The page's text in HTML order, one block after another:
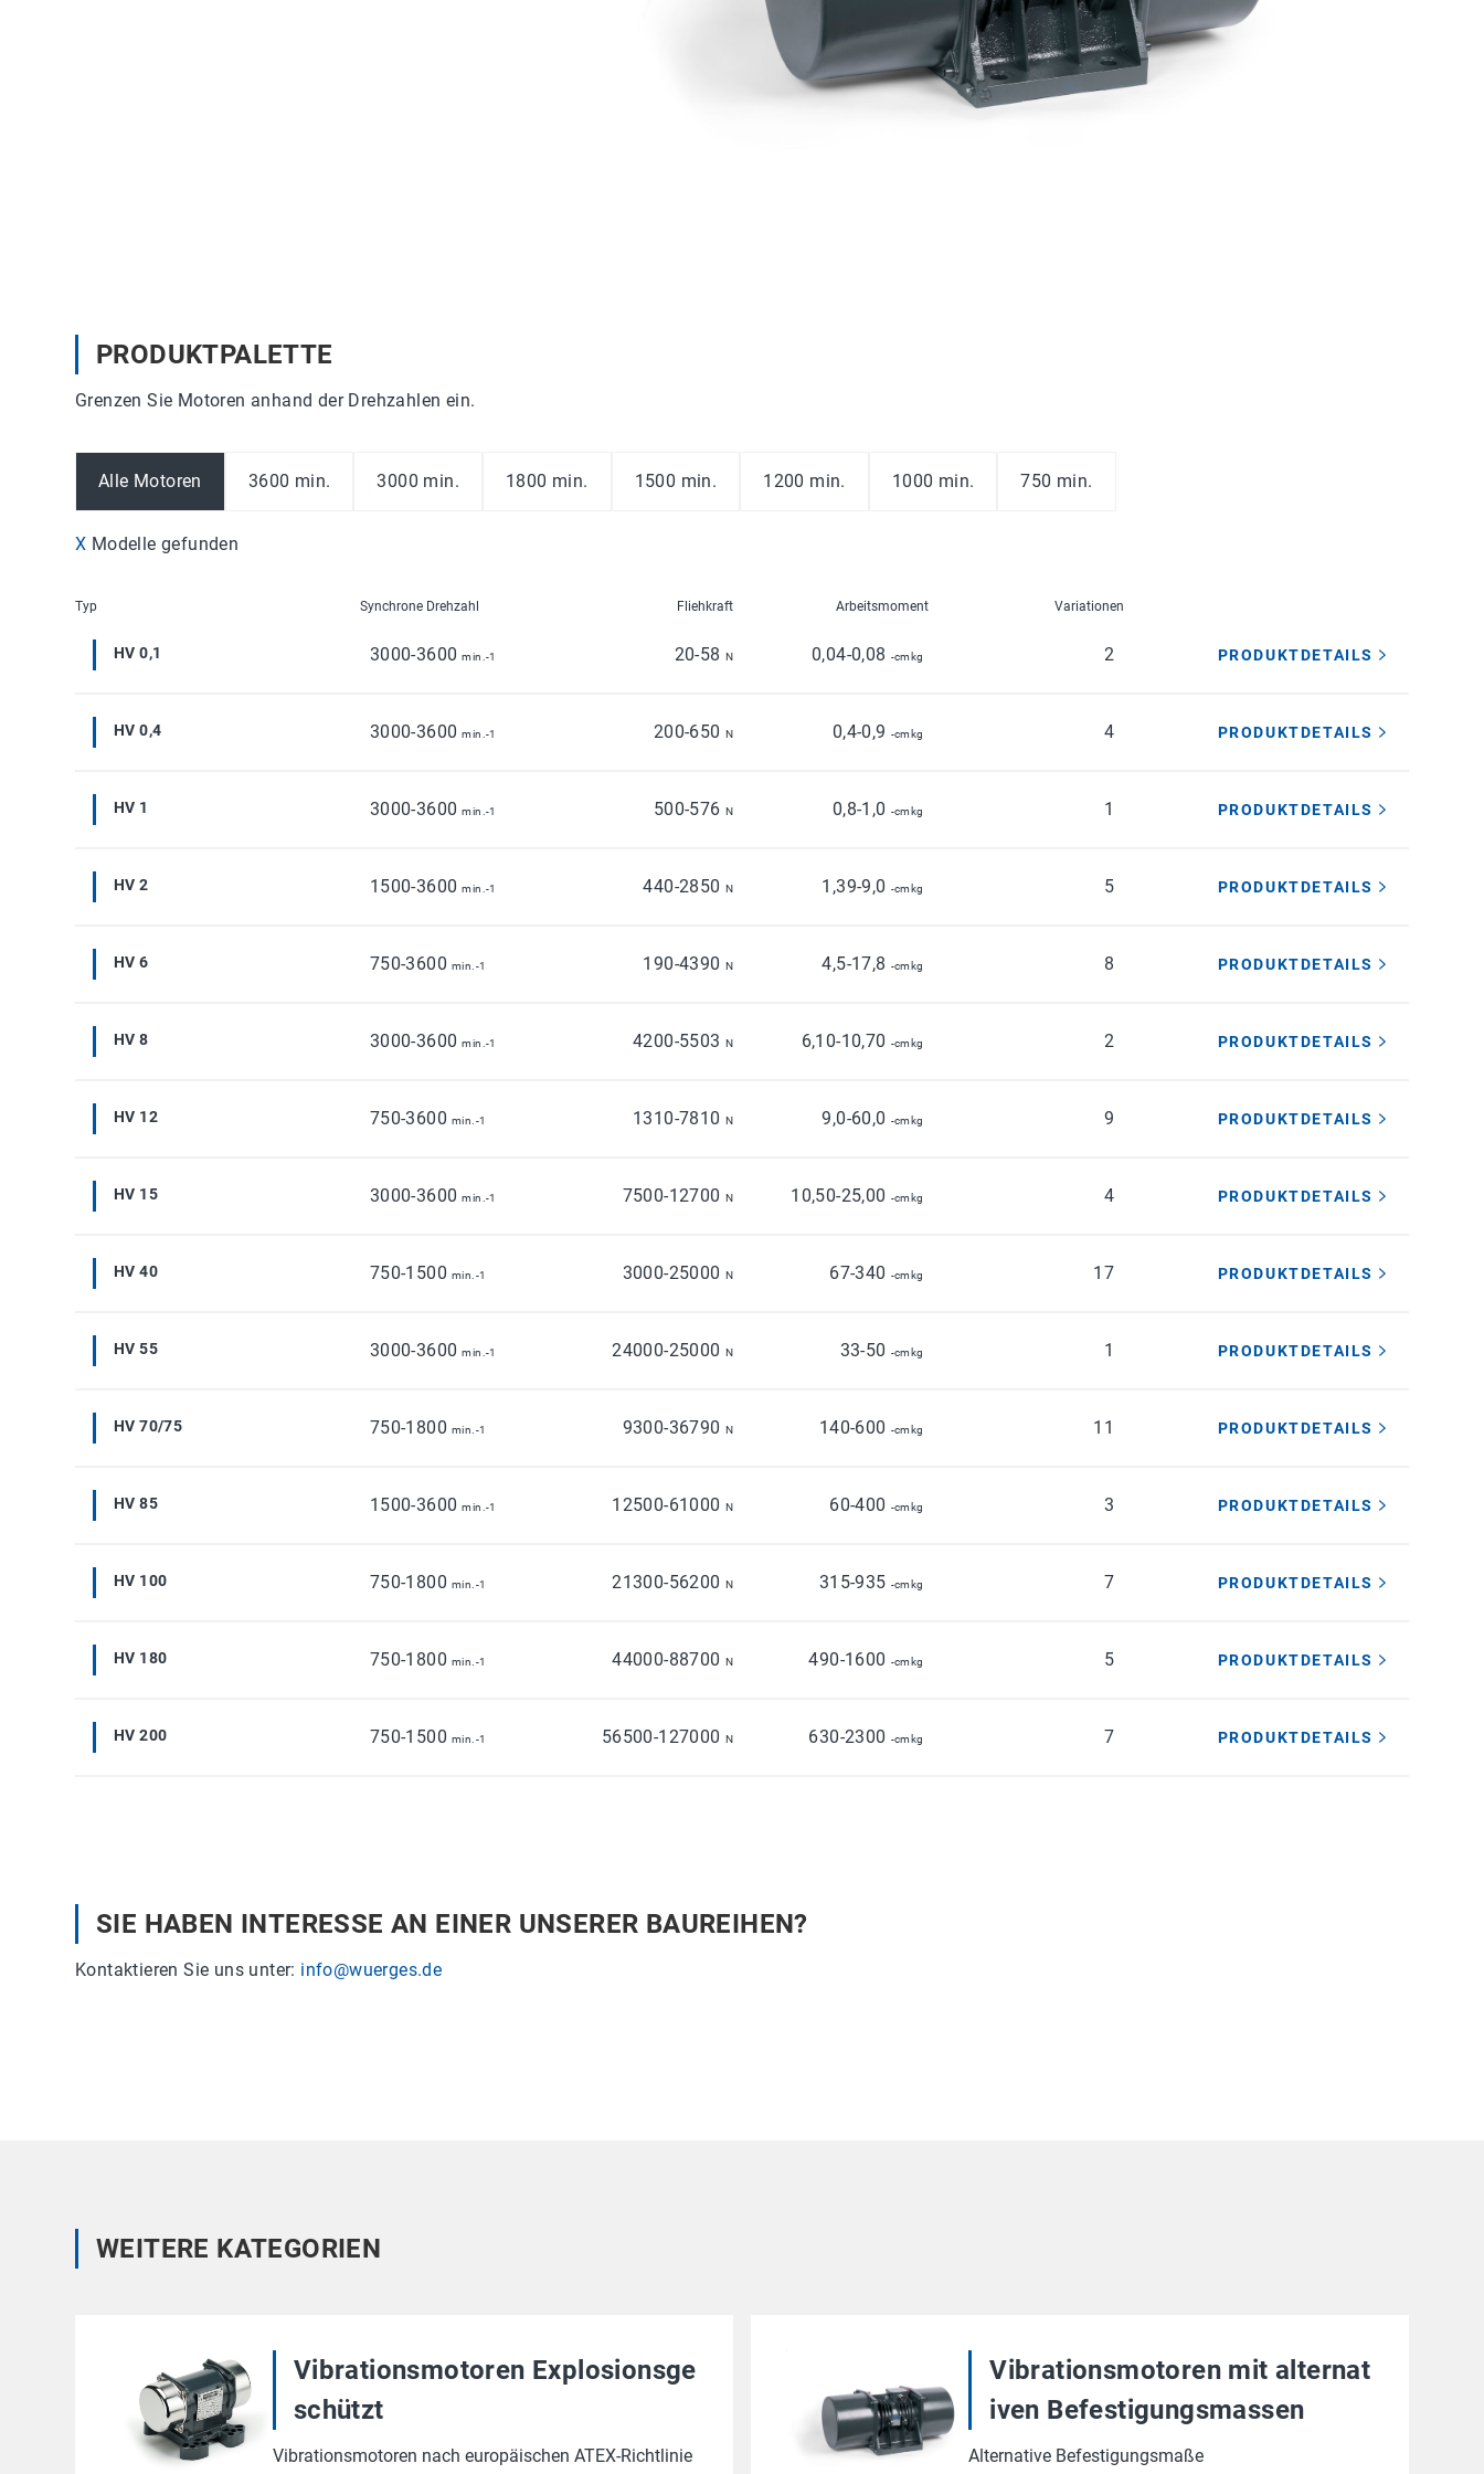
PRODUKTPALETTE
Grenzen Sie Motoren anhand der Drehzahlen ein.
Alle Motoren 3600 min. 3000 min. 1800 min. 1500 min. 1200 min. 1000 min. 750 min.
X Modelle gefunden
Typ Synchrone Drehzahl Fliehkraft Arbeitsmoment Variationen
HV 0,1 3000-3600 min.-1 20-58 N 0,04-0,08 -cmkg 2 PRODUKTDETAILS
HV 0,4 3000-3600 min.-1 200-650 N 0,4-0,9 -cmkg 4 PRODUKTDETAILS
HV 1 3000-3600 min.-1 500-576 N 0,8-1,0 -cmkg 1 PRODUKTDETAILS
HV 2 1500-3600 min.-1 440-2850 N 1,39-9,0 -cmkg 5 PRODUKTDETAILS
HV 6 750-3600 min.-1 190-4390 N 4,5-17,8 -cmkg 8 PRODUKTDETAILS
HV 8 3000-3600 min.-1 4200-5503 N 6,10-10,70 -cmkg 2 PRODUKTDETAILS
HV 12 750-3600 min.-1 1310-7810 N 9,0-60,0 -cmkg 9 PRODUKTDETAILS
HV 15 3000-3600 min.-1 7500-12700 N 10,50-25,00 -cmkg 4 PRODUKTDETAILS
HV 40 750-1500 min.-1 3000-25000 N 67-340 -cmkg 17 PRODUKTDETAILS
HV 55 3000-3600 min.-1 24000-25000 N 33-50 -cmkg 1 PRODUKTDETAILS
HV 70/75 750-1800 min.-1 9300-36790 N 140-600 -cmkg 11 PRODUKTDETAILS
HV 85 1500-3600 min.-1 12500-61000 N 60-400 -cmkg 3 PRODUKTDETAILS
HV 100 750-1800 min.-1 21300-56200 N 315-935 -cmkg 7 PRODUKTDETAILS
HV 180 750-1800 min.-1 44000-88700 N 490-1600 -cmkg 5 PRODUKTDETAILS
HV 200 750-1500 min.-1 56500-127000 N 630-2300 -cmkg 7 PRODUKTDETAILS
SIE HABEN INTERESSE AN EINER UNSERER BAUREIHEN?
Kontaktieren Sie uns unter: info@wuerges.de
WEITERE KATEGORIEN
Vibrationsmotoren Explosionsge
schützt
Vibrationsmotoren nach europäischen ATEX-Richtlinie
Vibrationsmotoren mit alternat
iven Befestigungsmassen
Alternative Befestigungsmaße